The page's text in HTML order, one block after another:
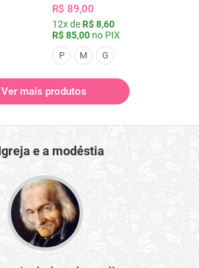
R$ 89,00
12x de R$ 8,60
R$ 85,00 no PIX
P M G
Ver mais produtos
e a modéstia